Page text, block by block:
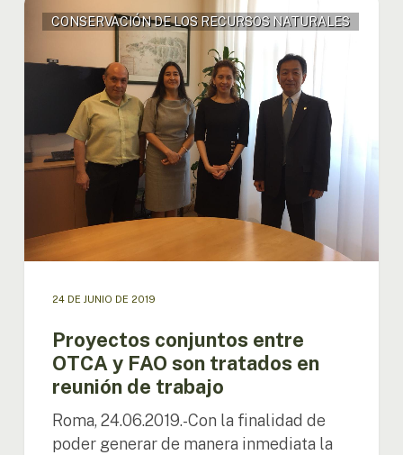
Proyectos
conjuntos
OTCA
tratados
en
CONSERVACIÓN DE LOS RECURSOS NATURALES
24 DE JUNIO DE 2019
Proyectos conjuntos entre
OTCA y FAO son tratados en
reunión de trabajo
Roma, 24.06.2019.-Con la finalidad de
poder generar de manera inmediata la